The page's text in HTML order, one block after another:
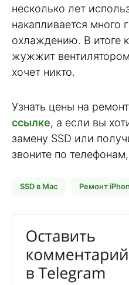
несколько лет
накапливается много
охлаждению. В итоге
жужжит вентилятором
хочет никто.
Узнать цены на
ссылке, а если вы
замену SSD или
звоните по телефонам,
SSD в Mac Ремонт